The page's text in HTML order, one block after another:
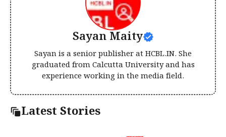
Sayan Maity
Sayan is a senior publisher at HCBL.IN. She
graduated from Calcutta University and has
experience working in the media field.
Latest Stories